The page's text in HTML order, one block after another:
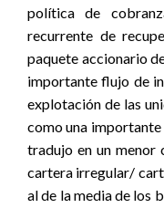
política de
recurrente de
paquete accionario
importante flujo de
explotación de las
como una importante
tradujo en un menor
cartera irregular/
al de la media de los